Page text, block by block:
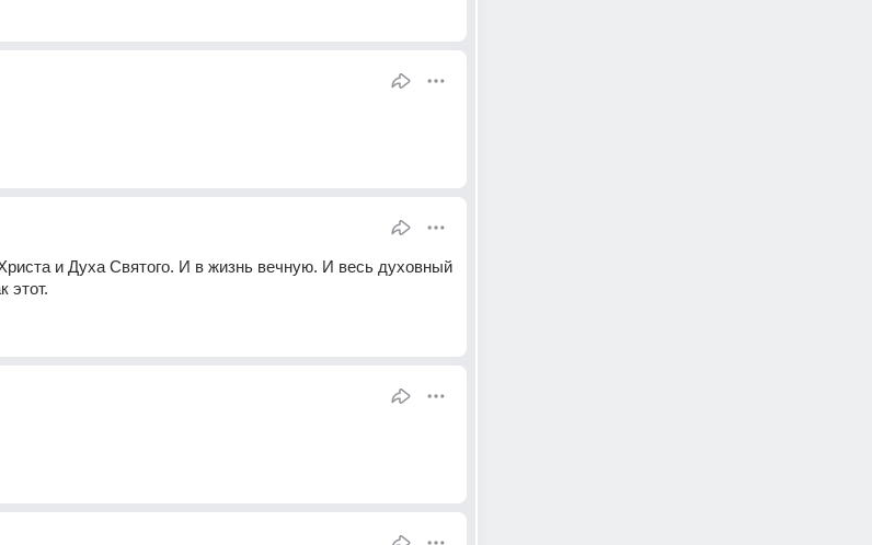
и Духа Святого. И в жизнь вечную. И весь духовный
этот.